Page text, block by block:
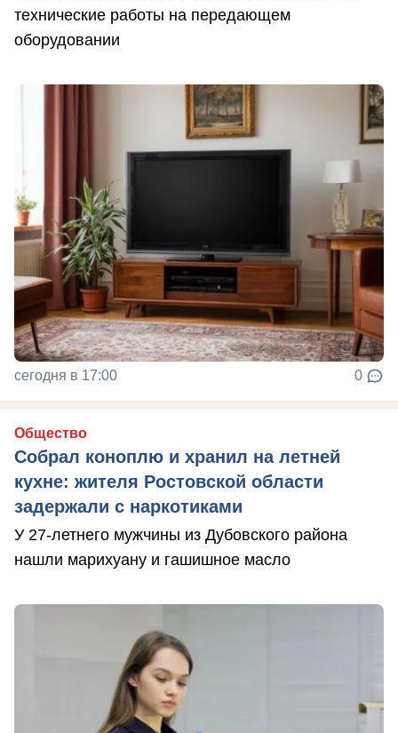
технические работы на передающем
оборудовании
сегодня в 17:00 0
Общество
Собрал коноплю и хранил на летней
кухне: жителя Ростовской области
задержали с наркотиками
У 27-летнего мужчины из Дубовского района
нашли марихуану и гашишное масло